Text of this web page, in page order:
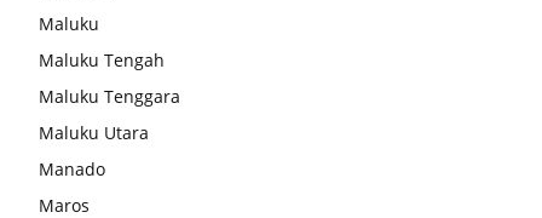
Maluku
Maluku Tengah
Maluku Tenggara
Maluku Utara
Manado
Maros